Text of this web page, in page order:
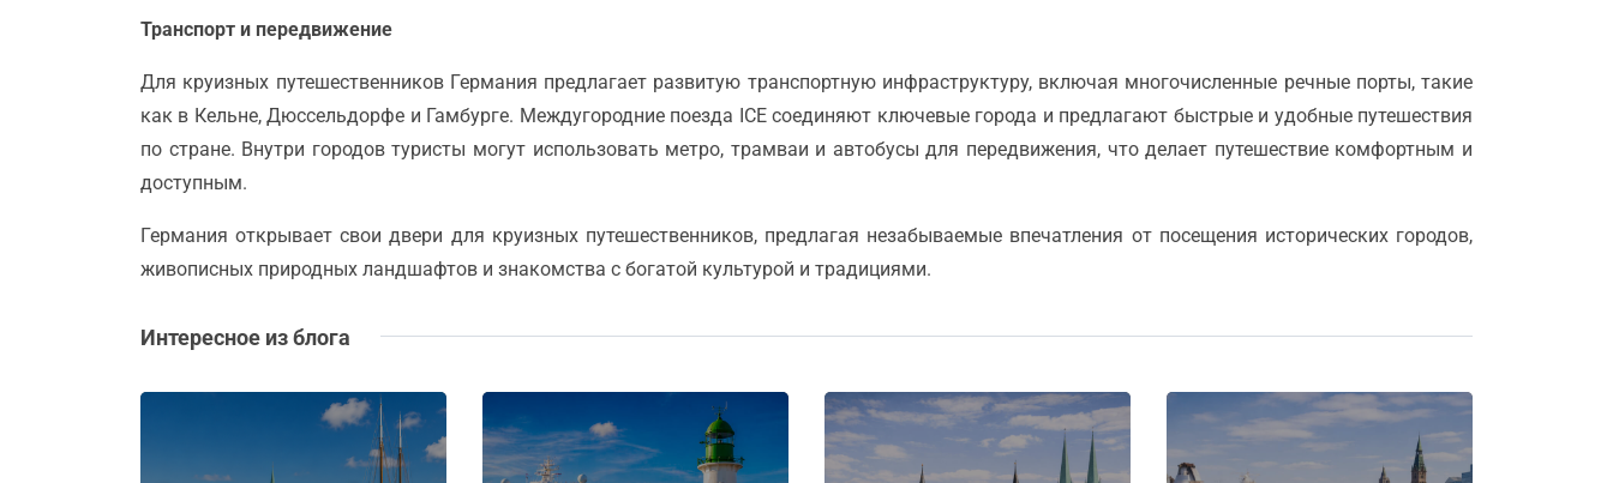
Транспорт и передвижение
Для круизных путешественников Германия предлагает развитую транспортную инфраструктуру, включая многочисленные речные порты, такие
как в Кельне, Дюссельдорфе и Гамбурге. Междугородние поезда ICE соединяют ключевые города и предлагают быстрые и удобные путешествия
по стране. Внутри городов туристы могут использовать метро, трамваи и автобусы для передвижения, что делает путешествие комфортным и
доступным.
Германия открывает свои двери для круизных путешественников, предлагая незабываемые впечатления от посещения исторических городов,
живописных природных ландшафтов и знакомства с богатой культурой и традициями.
Интересное из блога